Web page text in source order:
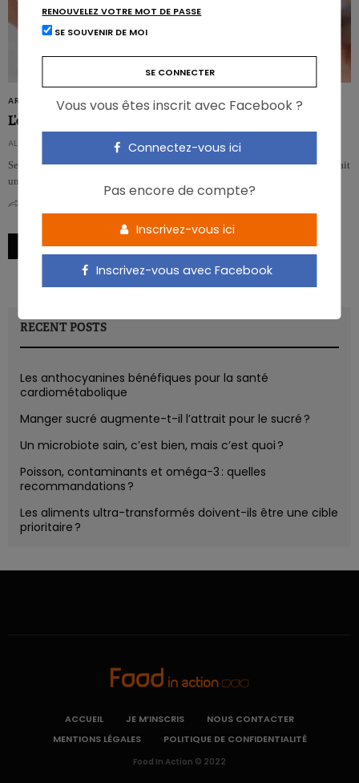
ARTICLES
L’obésité inscrite dans le microbiote du nourrisson?
ALEXIA WOLF
Selon une nouvelle étude, le microbiote intestinal des nourrissons constituerait
un facteur prédictif de l’IMC plus tard, et il est…
2 3 →
RECENT POSTS
Les anthocyanines bénéfiques pour la santé
cardiométabolique
Manger sucré augmente-t-il l’attrait pour le sucré ?
Un microbiote sain, c’est bien, mais c’est quoi ?
Poisson, contaminants et oméga-3 : quelles
recommandations ?
Les aliments ultra-transformés doivent-ils être une cible
prioritaire ?
RENOUVELEZ VOTRE MOT DE PASSE
SE SOUVENIR DE MOI
Vous vous êtes inscrit avec Facebook ?
Connectez-vous ici
Pas encore de compte?
Inscrivez-vous ici
Inscrivez-vous avec Facebook
ACCUEIL JE M’INSCRIS
NOUS CONTACTER
MENTIONS LÉGALES
POLITIQUE DE CONFIDENTIALITÉ
Food In Action © 2022